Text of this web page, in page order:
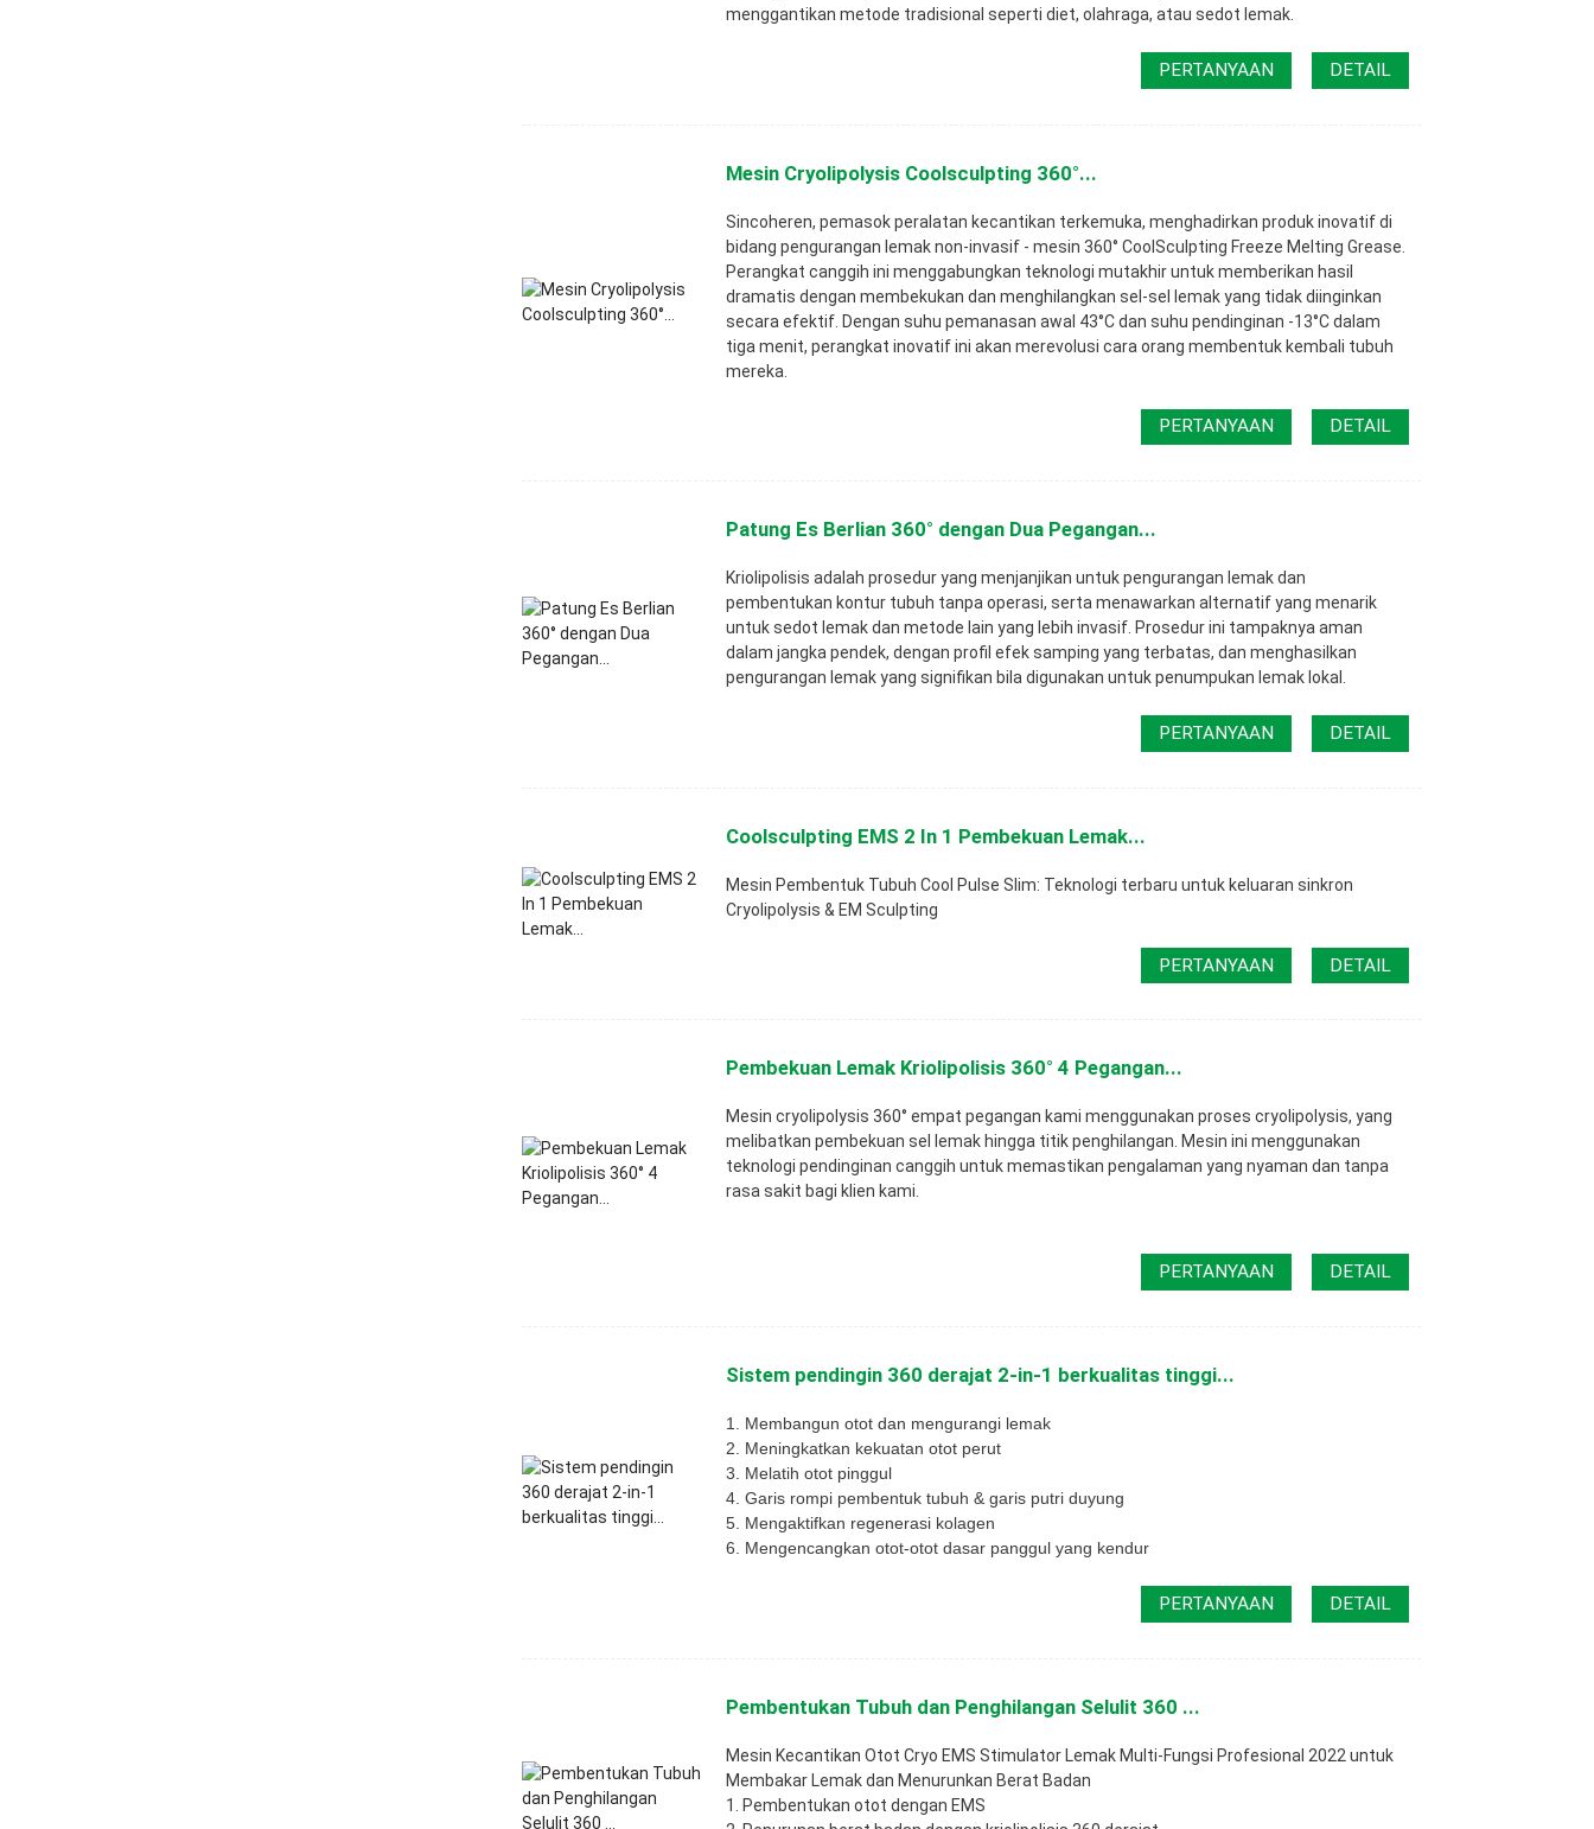
menggantikan metode tradisional seperti diet, olahraga, atau sedot lemak.
PERTANYAAN DETAIL
Mesin Cryolipolysis Coolsculpting 360°...
Sincoheren, pemasok peralatan kecantikan terkemuka, menghadirkan produk inovatif di
bidang pengurangan lemak non-invasif - mesin 360° CoolSculpting Freeze Melting Grease.
Perangkat canggih ini menggabungkan teknologi mutakhir untuk memberikan hasil
dramatis dengan membekukan dan menghilangkan sel-sel lemak yang tidak diinginkan
secara efektif. Dengan suhu pemanasan awal 43°C dan suhu pendinginan -13°C dalam
tiga menit, perangkat inovatif ini akan merevolusi cara orang membentuk kembali tubuh
mereka.
PERTANYAAN DETAIL
Patung Es Berlian 360° dengan Dua Pegangan...
Kriolipolisis adalah prosedur yang menjanjikan untuk pengurangan lemak dan
pembentukan kontur tubuh tanpa operasi, serta menawarkan alternatif yang menarik
untuk sedot lemak dan metode lain yang lebih invasif. Prosedur ini tampaknya aman
dalam jangka pendek, dengan profil efek samping yang terbatas, dan menghasilkan
pengurangan lemak yang signifikan bila digunakan untuk penumpukan lemak lokal.
PERTANYAAN DETAIL
Coolsculpting EMS 2 In 1 Pembekuan Lemak...
Mesin Pembentuk Tubuh Cool Pulse Slim: Teknologi terbaru untuk keluaran sinkron
Cryolipolysis & EM Sculpting
PERTANYAAN DETAIL
Pembekuan Lemak Kriolipolisis 360° 4 Pegangan...
Mesin cryolipolysis 360° empat pegangan kami menggunakan proses cryolipolysis, yang
melibatkan pembekuan sel lemak hingga titik penghilangan. Mesin ini menggunakan
teknologi pendinginan canggih untuk memastikan pengalaman yang nyaman dan tanpa
rasa sakit bagi klien kami.
PERTANYAAN DETAIL
Sistem pendingin 360 derajat 2-in-1 berkualitas tinggi...
1. Membangun otot dan mengurangi lemak
2. Meningkatkan kekuatan otot perut
3. Melatih otot pinggul
4. Garis rompi pembentuk tubuh & garis putri duyung
5. Mengaktifkan regenerasi kolagen
6. Mengencangkan otot-otot dasar panggul yang kendur
PERTANYAAN DETAIL
Pembentukan Tubuh dan Penghilangan Selulit 360 ...
Mesin Kecantikan Otot Cryo EMS Stimulator Lemak Multi-Fungsi Profesional 2022 untuk
Membakar Lemak dan Menurunkan Berat Badan
1. Pembentukan otot dengan EMS